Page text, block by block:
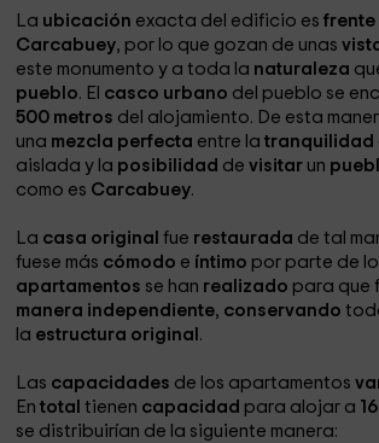
La ubicación exacta del edificio esfrente
Carcabuey, por lo que gozan de unas
este monumento y a toda la naturaleza
pueblo. El casco urbano del pueblo se
500 metros del alojamiento. De esta
una mezcla perfecta entre latranquilidad
aislada y la posibilidad devisitar un
como es Carcabuey.
La casa originalfue restaurada de tal
fuese más cómodo e íntimo por parte de
apartamentos se han realizado para que
manera independiente, conservando
la estructura original .
Las capacidades de los apartamentos
Entotaltienen capacidad para alojar a
se distribuirían de la siguiente manera: